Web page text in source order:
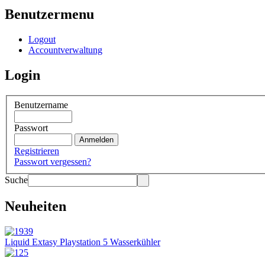
Benutzermenu
Logout
Accountverwaltung
Login
Benutzername
Passwort
Registrieren
Passwort vergessen?
Suche
Neuheiten
Liquid Extasy Playstation 5 Wasserkühler